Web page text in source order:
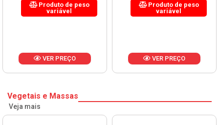
Produto de peso
variável
VER PREÇO
Produto de peso
variável
VER PREÇO
Vegetais e Massas
Veja mais